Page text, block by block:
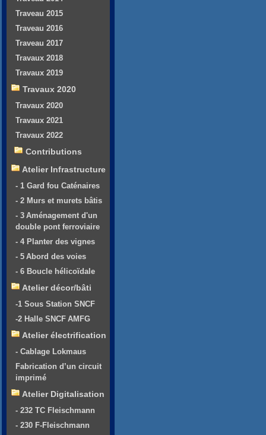
Traveau 2015
Traveau 2016
Traveau 2017
Travaux 2018
Travaux 2019
Travaux 2020
Travaux 2020
Travaux 2021
Travaux 2022
Contributions
Atelier Infrastructure
- 1 Gard fou Caténaires
- 2 Murs et murets bâtis
- 3 Aménagement d'un
double pont ferroviaire
- 4 Planter des vignes
- 5 Abord des voies
- 6 Boucle hélicoïdale
Atelier décor/bâti
-1 Sous Station SNCF
-2 Halle SNCF AMFG
Atelier électrification
- Cablage Lokmaus
Fabrication d’un circuit
imprimé
Atelier Digitalisation
- 232 TC Fleischmann
- 230 F-Fleischmann